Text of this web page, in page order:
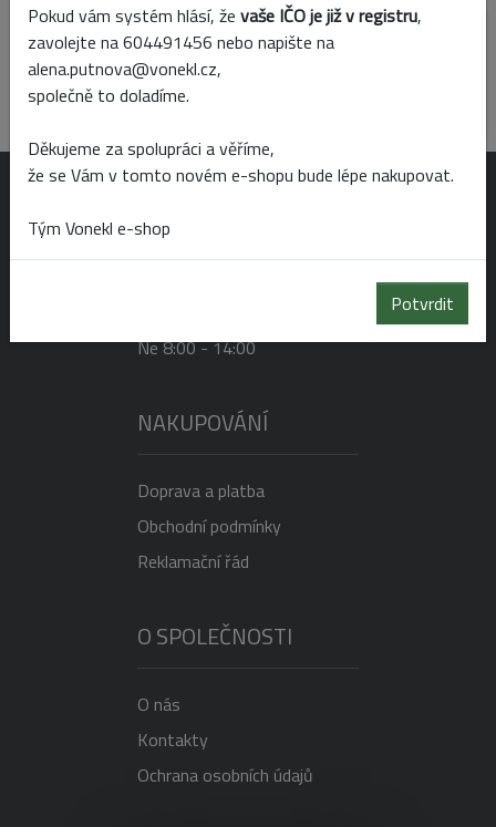
Barva
hnědá
Ne 8:00 - 14:00
NAKUPOVÁNÍ
Doprava a platba
Obchodní podmínky
Reklamační řád
O SPOLEČNOSTI
O nás
Kontakty
Ochrana osobních údajů
Pokud vám systém hlásí, že vaše IČO je již v registru,
zavolejte na 604491456 nebo napište na
alena.putnova@vonekl.cz,
společně to doladíme.
Děkujeme za spolupráci a věříme,
že se Vám v tomto novém e-shopu bude lépe nakupovat.
Tým Vonekl e-shop
Potvrdit